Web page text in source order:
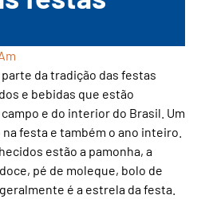
da tradição das festas
e bebidas que estão
e do interior do Brasil. Um
festa e também o ano inteiro.
estão a pamonha, a
pé de moleque, bolo de
é a estrela da festa.